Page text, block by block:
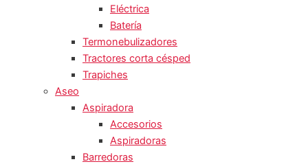
Eléctrica
Batería
Termonebulizadores
Tractores corta césped
Trapiches
Aseo
Aspiradora
Accesorios
Aspiradoras
Barredoras